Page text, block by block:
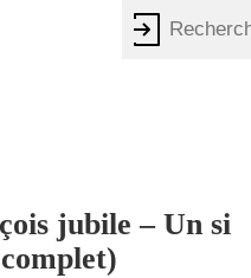
jubile – Un si